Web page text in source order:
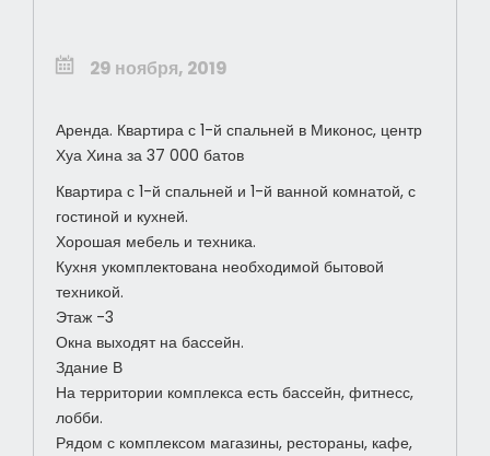
29 ноября, 2019
Аренда. Квартира с 1-й спальней в Миконос, центр
Хуа Хина за 37 000 батов
Квартира с 1-й спальней и 1-й ванной комнатой, с
гостиной и кухней.
Хорошая мебель и техника.
Кухня укомплектована необходимой бытовой
техникой.
Этаж -3
Окна выходят на бассейн.
Здание В
На территории комплекса есть бассейн, фитнесс,
лобби.
Рядом с комплексом магазины, рестораны, кафе,